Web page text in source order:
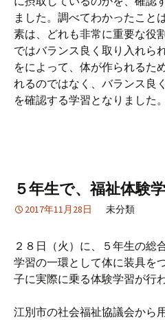
ました。調べてわかったこと
素は、どれも非常に重要な役
ではバランス良く取り入れら
をによって、体が作られるた
れるのではなく、バランス良
を確認する学習となりました。
５年生で、福祉体験
2017年11月28日 未分類
２８日（火）に、５年生の総
学習の一環として体に装具を
子に実際に乗る体験学習が行
江別市の社会福祉協議会から